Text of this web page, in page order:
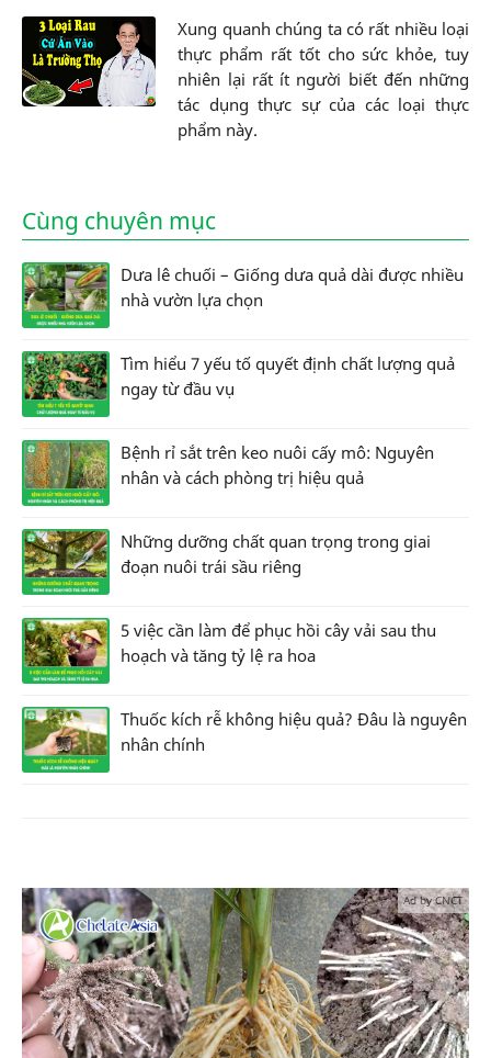
Xung quanh chúng ta có rất nhiều loại
thực phẩm rất tốt cho sức khỏe, tuy
nhiên lại rất ít người biết đến những
tác dụng thực sự của các loại thực
phẩm này.
Cùng chuyên mục
Dưa lê chuối – Giống dưa quả dài được nhiều
nhà vườn lựa chọn
Tìm hiểu 7 yếu tố quyết định chất lượng quả
ngay từ đầu vụ
Bệnh rỉ sắt trên keo nuôi cấy mô: Nguyên
nhân và cách phòng trị hiệu quả
Những dưỡng chất quan trọng trong giai
đoạn nuôi trái sầu riêng
5 việc cần làm để phục hồi cây vải sau thu
hoạch và tăng tỷ lệ ra hoa
Thuốc kích rễ không hiệu quả? Đâu là nguyên
nhân chính
Ad by CNCT